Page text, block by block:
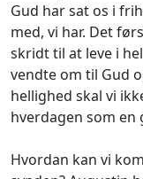
Gud har sat os i
med, vi har. Det
skridt til at leve i
vendte om til Gud
hellighed skal vi
hverdagen som en
Hvordan kan vi